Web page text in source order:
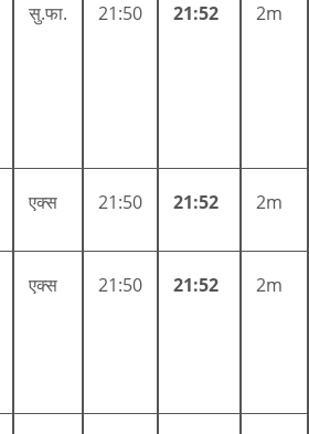
सु.फा. 21:50 21:52 2m
एक्स 21:50 21:52 2m
एक्स 21:50 21:52 2m